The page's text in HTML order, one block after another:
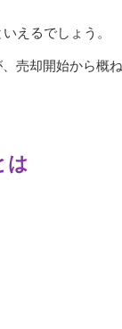
えるでしょう。
売却開始から概
は